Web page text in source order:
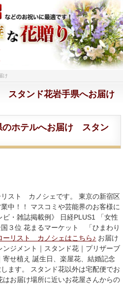
け
スタンド花岩手県へお届け
ホテルへお届け スタン
スト カノシェです。 東京の新宿区
中！！ マスコミや芸能界のお客様に
・雑誌掲載例》 日経PLUS1 「女性
３位 花まるマーケット 「ひまわり
リスト カノシェはこちら♪ お届け
ンジメント｜スタンド花｜プリザーブ
寄せ植え 誕生日、楽屋花、結婚記念
ます。 スタンド花以外は宅配便でお
お届け場所に近いお花屋さんからの